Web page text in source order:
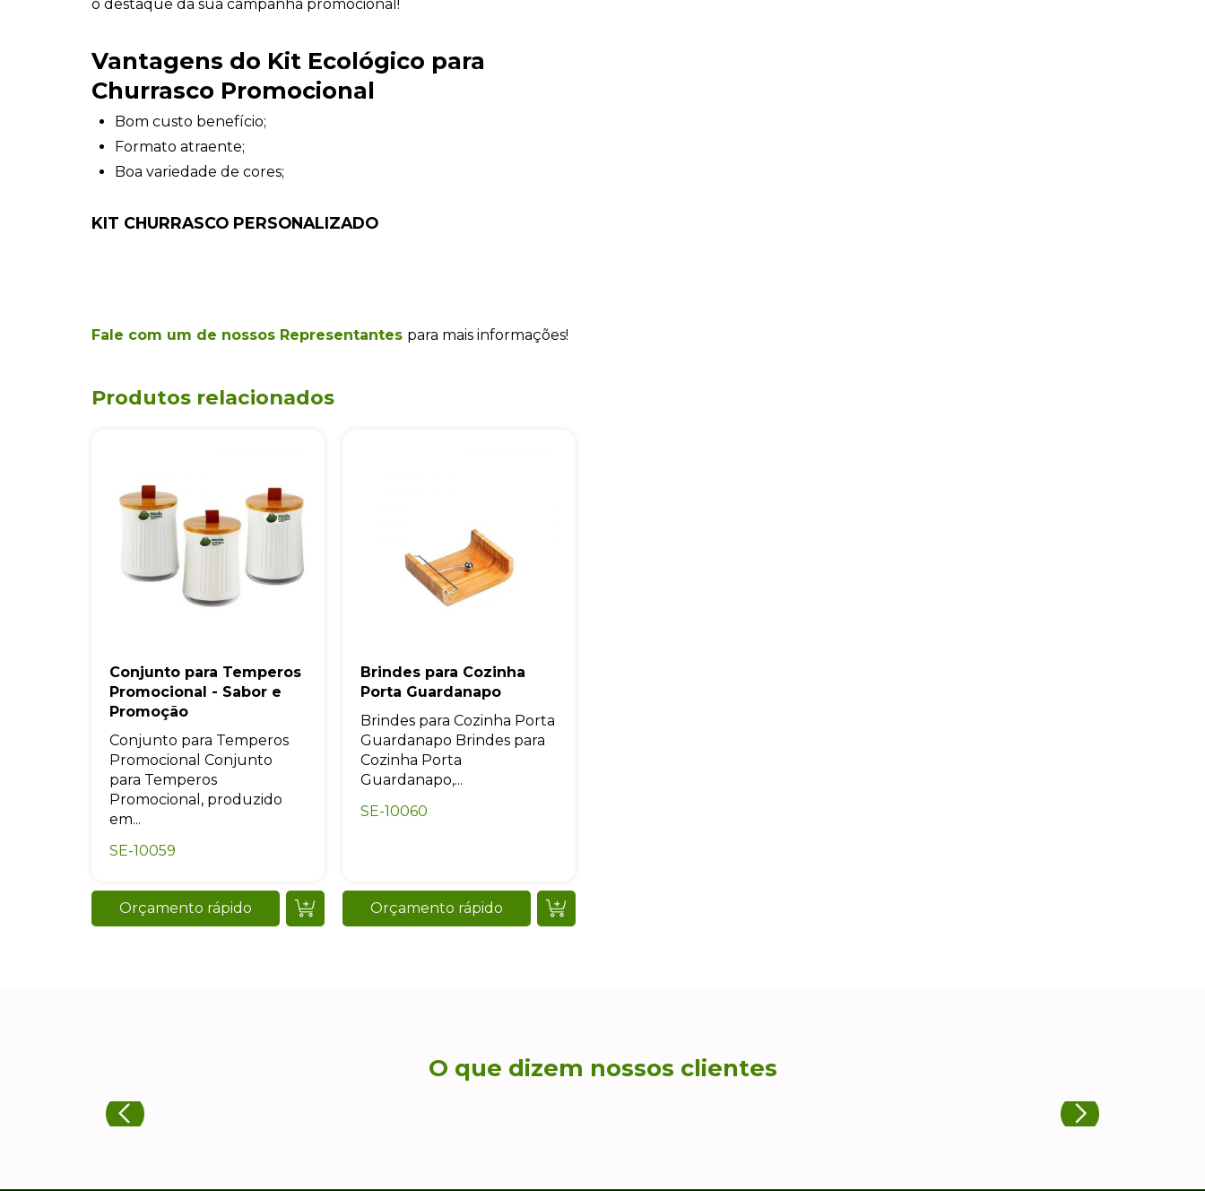
o destaque da sua campanha promocional!
Vantagens do Kit Ecológico para
Churrasco Promocional
Bom custo benefício;
Formato atraente;
Boa variedade de cores;
KIT CHURRASCO PERSONALIZADO
Fale com um de nossos Representantes para mais informações!
Produtos relacionados
Conjunto para Temperos
Promocional - Sabor e
Promoção
Conjunto para Temperos
Promocional Conjunto
para Temperos
Promocional, produzido
em...
SE-10059
Orçamento rápido
Brindes para Cozinha
Porta Guardanapo
Brindes para Cozinha Porta
Guardanapo Brindes para
Cozinha Porta
Guardanapo,...
SE-10060
Orçamento rápido
O que dizem nossos clientes
privacidade, utilizaremos seus dados apenas para fins de
marketing. Você pode alterar suas preferências a qualquer
momento.